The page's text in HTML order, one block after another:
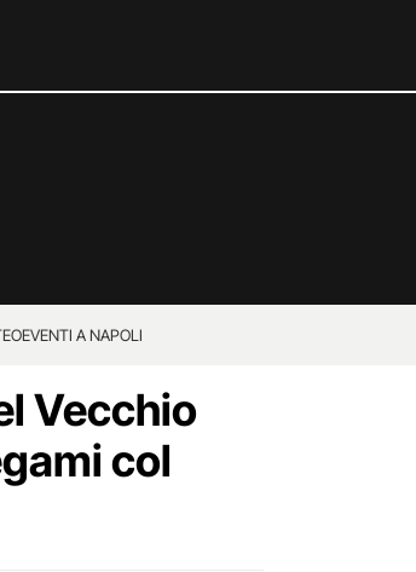
EVENTI A NAPOLI
Vecchio
col